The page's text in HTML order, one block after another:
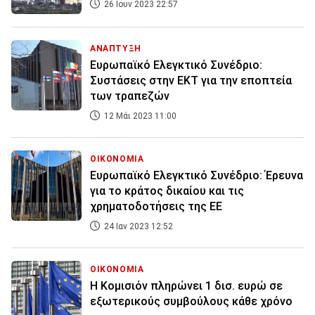
26 Ιουν 2023 22:57
ΑΝΑΠΤΥΞΗ
Ευρωπαϊκό Ελεγκτικό Συνέδριο:
Συστάσεις στην ΕΚΤ για την εποπτεία
των τραπεζών
12 Μάι 2023 11:00
ΟΙΚΟΝΟΜΙΑ
Ευρωπαϊκό Ελεγκτικό Συνέδριο: Έρευνα
για το κράτος δικαίου και τις
χρηματοδοτήσεις της ΕΕ
24 Ιαν 2023 12:52
ΟΙΚΟΝΟΜΙΑ
Η Κομισιόν πληρώνει 1 δισ. ευρώ σε
εξωτερικούς συμβούλους κάθε χρόνο